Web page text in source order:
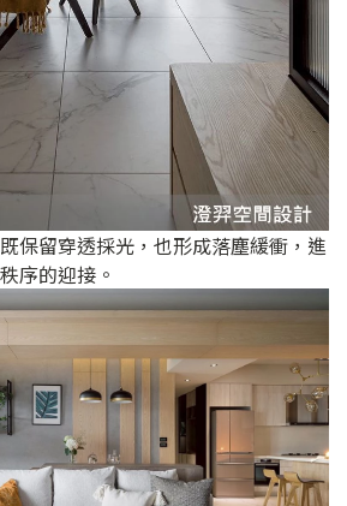
保留穿透採光，也形成落塵緩衝，進
序的迎接。